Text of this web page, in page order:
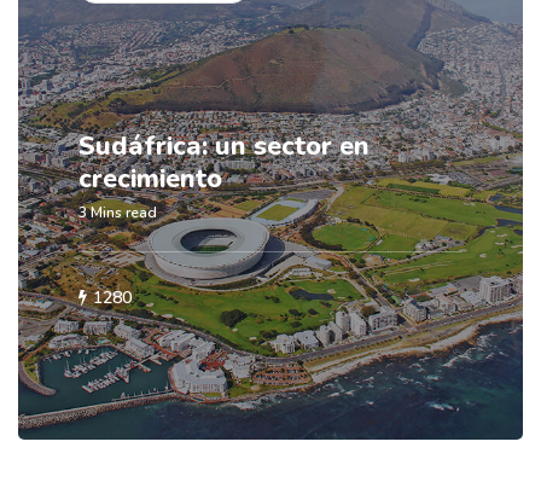
Sudáfrica: un sector en
crecimiento
3 Mins read
1280